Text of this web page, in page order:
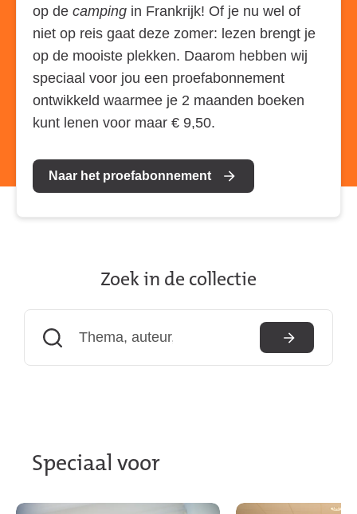
op de camping in Frankrijk! Of je nu wel of
niet op reis gaat deze zomer: lezen brengt je
op de mooiste plekken. Daarom hebben wij
speciaal voor jou een proefabonnement
ontwikkeld waarmee je 2 maanden boeken
kunt lenen voor maar € 9,50.
Naar het proefabonnement
Zoek in de collectie
Zoeken
Speciaal voor